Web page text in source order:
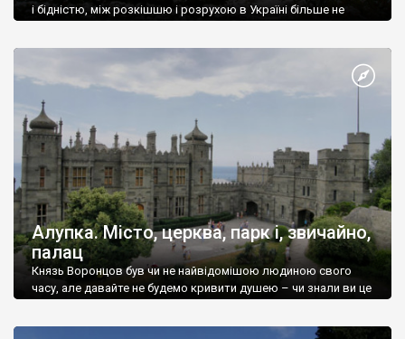
і бідністю, між розкішшю і розрухою в Україні більше не
Алупка. Місто, церква, парк і, звичайно,
палац
Князь Воронцов був чи не найвідомішою людиною свого
часу, але давайте не будемо кривити душею – чи знали ви це